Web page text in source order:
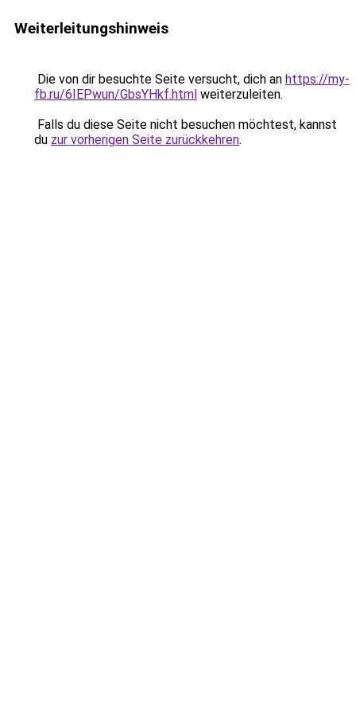
Weiterleitungshinweis
Die von dir besuchte Seite versucht, dich an https://my-
fb.ru/6IEPwun/GbsYHkf.html weiterzuleiten.
Falls du diese Seite nicht besuchen möchtest, kannst
du zur vorherigen Seite zurückkehren.